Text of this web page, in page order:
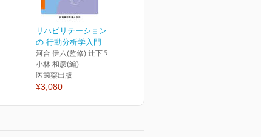
リハビリテーションのため
の 行動分析学入門
河合 伊六(監修) 辻下 守弘(編)
小林 和彦(編)
医歯薬出版
¥3,080